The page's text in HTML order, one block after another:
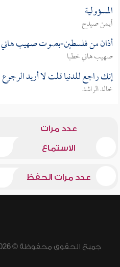
المسؤولية
أيمن صيدح
أذان من فلسطين-بصوت صهيب
صهيب هاني خطبا
إنك راجع للدنيا قلت لا أريد الرجوع
خالد الراشد
عدد مرات
الاستماع
عدد مرات الحفظ
جميع الحقوق محفوظة © 2026 - 1998 لشبكة إسلام ويب